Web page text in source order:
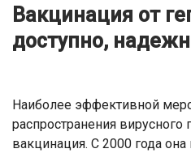
Вакцинация от
доступно,
Наиболее эффективной
распространения вирусного
вакцинация. С 2000 года